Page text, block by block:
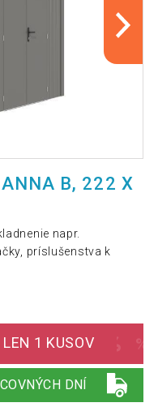
B, 222 X
napr.
príslušenstva k
1 KUSOV
DNÍ